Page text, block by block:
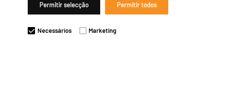
Permitir selecção Permitir todos
Necessários Marketing